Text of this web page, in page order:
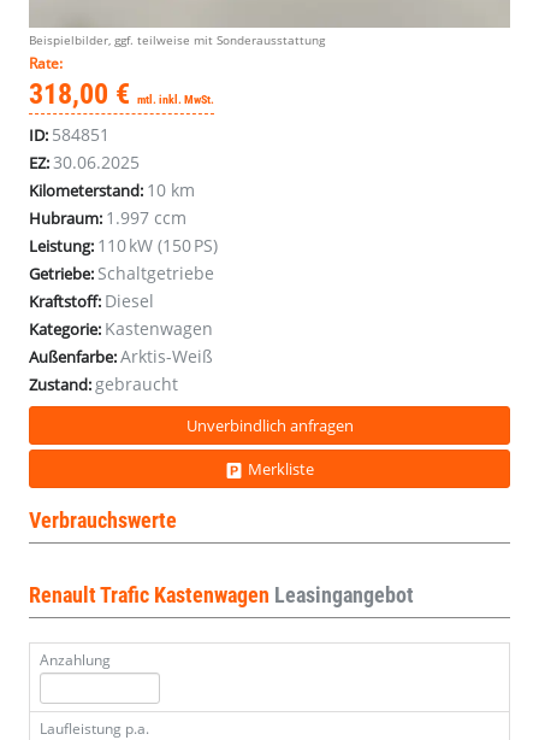
Beispielbilder, ggf. teilweise mit Sonderausstattung
Rate:
318,00 € mtl. inkl. MwSt.
ID: 584851
EZ:30.06.2025
Kilometerstand: 10 km
Hubraum: 1.997 ccm
Leistung: 110 kW (150 PS)
Getriebe: Schaltgetriebe
Kraftstoff: Diesel
Kategorie: Kastenwagen
Außenfarbe:Arktis-Weiß
Zustand: gebraucht
Unverbindlich anfragen
Merkliste
Verbrauchswerte
Renault Trafic Kastenwagen Leasingangebot
Anzahlung
Laufleistung p.a.